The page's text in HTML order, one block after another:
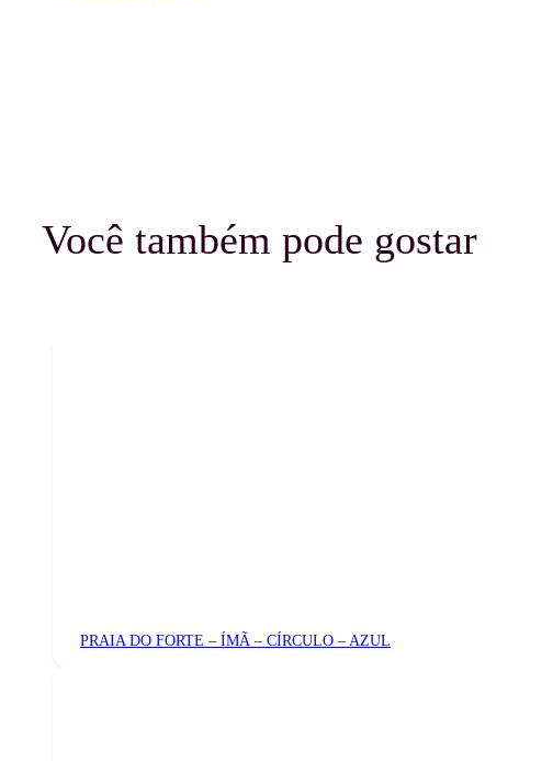
Você também pode gostar
PRAIA DO FORTE – ÍMÃ – CÍRCULO – AZUL